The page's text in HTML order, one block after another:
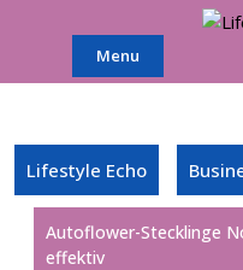
Menu
Lifestyle Echo
Autoflower-Stecklinge
effektiv